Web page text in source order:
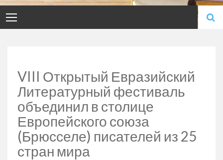
VIII Открытый Евразийский
Литературный фестиваль
объединил в столице
Европейского союза
(Брюсселе) писателей из 25
стран мира